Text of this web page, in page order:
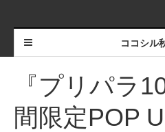
ココシル
『プリパラ
間限定POP